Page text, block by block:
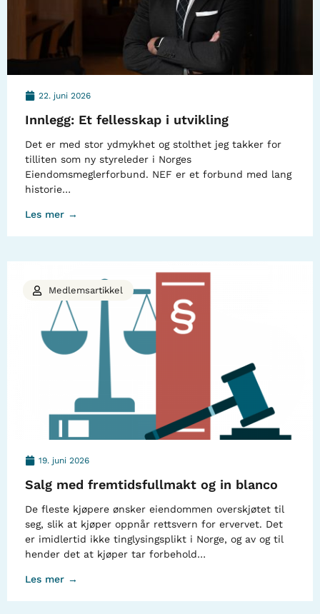
22. juni 2026
Innlegg: Et fellesskap i utvikling
Det er med stor ydmykhet og stolthet jeg takker for
tilliten som ny styreleder i Norges
Eiendomsmeglerforbund. NEF er et forbund med lang
historie…
Les mer →
19. juni 2026
Salg med fremtidsfullmakt og in blanco
De fleste kjøpere ønsker eiendommen overskjøtet til
seg, slik at kjøper oppnår rettsvern for ervervet. Det
er imidlertid ikke tinglysingsplikt i Norge, og av og til
hender det at kjøper tar forbehold…
Les mer →
Medlemsartikkel